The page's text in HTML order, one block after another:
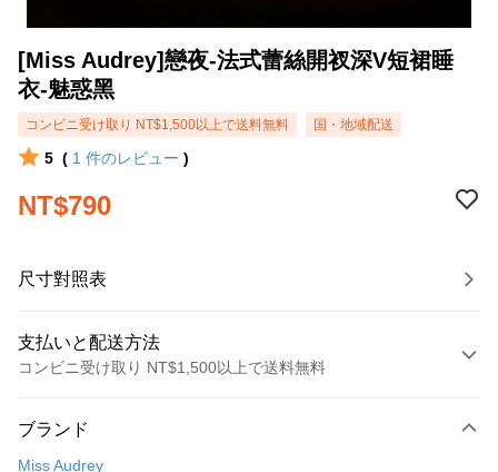
[Miss Audrey]戀夜-法式蕾絲開衩深V短裙睡
衣-魅惑黑
コンビニ受け取り NT$1,500以上で送料無料 国・地域配送
5 ( 1 件のレビュー )
NT$790
尺寸對照表
支払いと配送方法
コンビニ受け取り NT$1,500以上で送料無料
クレジットカード1回払い
ブランド
Miss Audrey